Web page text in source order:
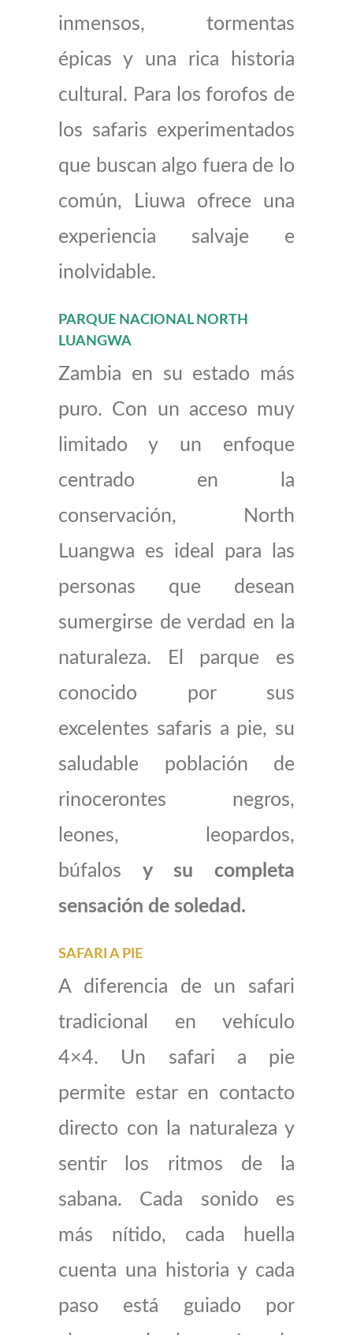
inmensos, tormentas
épicas y una rica historia
cultural. Para los forofos de
los safaris experimentados
que buscan algo fuera de lo
común, Liuwa ofrece una
experiencia salvaje e
inolvidable.
PARQUE NACIONAL NORTH
LUANGWA
Zambia en su estado más
puro. Con un acceso muy
limitado y un enfoque
centrado en la
conservación, North
Luangwa es ideal para las
personas que desean
sumergirse de verdad en la
naturaleza. El parque es
conocido por sus
excelentes safaris a pie, su
saludable población de
rinocerontes negros,
leones, leopardos,
búfalos y su completa
sensación de soledad.
SAFARI A PIE
A diferencia de un safari
tradicional en vehículo
4×4. Un safari a pie
permite estar en contacto
directo con la naturaleza y
sentir los ritmos de la
sabana. Cada sonido es
más nítido, cada huella
cuenta una historia y cada
paso está guiado por